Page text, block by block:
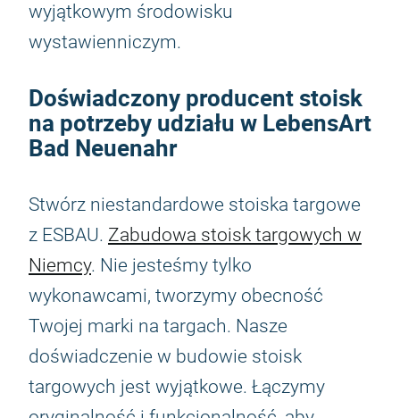
wyjątkowym środowisku
wystawienniczym.
Doświadczony producent stoisk
na potrzeby udziału w LebensArt
Bad Neuenahr
Stwórz niestandardowe stoiska targowe
z ESBAU. Zabudowa stoisk targowych w
Niemcy. Nie jesteśmy tylko
wykonawcami, tworzymy obecność
Twojej marki na targach. Nasze
doświadczenie w budowie stoisk
targowych jest wyjątkowe. Łączymy